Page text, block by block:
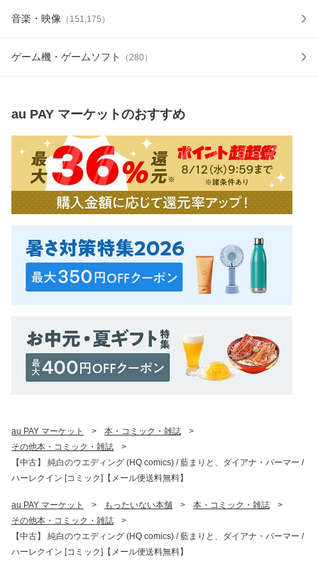
音楽・映像 （ 151,175 ）
ゲーム機・ゲームソフト （280）
au PAY マーケットのおすすめ
au PAY マーケット > 本・コミック・雑誌
>
その他本・コミック・雑誌
>
【中古】 純白のウエディング (HQ comics) / 藍まりと、ダイアナ・パーマー /
ハーレクイン [コミック]【メール便送料無料】
au PAY マーケット > もったいない本舗 > 本・コミック・雑誌
>
その他本・コミック・雑誌
>
【中古】 純白のウエディング (HQ comics) / 藍まりと、ダイアナ・パーマー /
ハーレクイン [コミック]【メール便送料無料】